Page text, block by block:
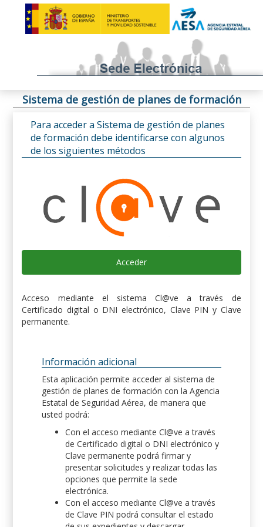
Sistema de gestión de planes de formación
Para acceder a Sistema de gestión de planes
de formación debe identificarse con algunos
de los siguientes métodos
Acceder
Acceso mediante el sistema Cl@ve a través de
Certificado digital o DNI electrónico, Clave PIN y Clave
permanente.
Información adicional
Esta aplicación permite acceder al sistema de
gestión de planes de formación con la Agencia
Estatal de Seguridad Aérea, de manera que
usted podrá:
Con el acceso mediante Cl@ve a través
de Certificado digital o DNI electrónico y
Clave permanente podrá firmar y
presentar solicitudes y realizar todas las
opciones que permite la sede
electrónica.
Con el acceso mediante Cl@ve a través
de Clave PIN podrá consultar el estado